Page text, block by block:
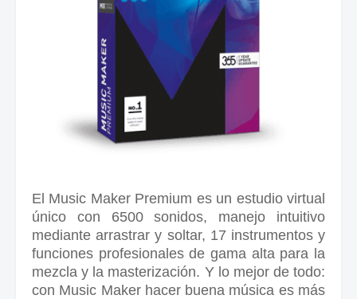
El Music Maker Premium es un estudio virtual
único con 6500 sonidos, manejo intuitivo
mediante arrastrar y soltar, 17 instrumentos y
funciones profesionales de gama alta para la
mezcla y la masterización. Y lo mejor de todo:
con Music Maker hacer buena música es más